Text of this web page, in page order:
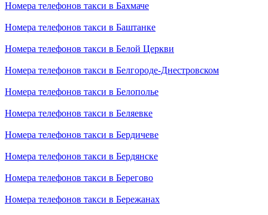
Номера телефонов такси в Бахмаче
Номера телефонов такси в Баштанке
Номера телефонов такси в Белой Церкви
Номера телефонов такси в Белгороде-Днестровском
Номера телефонов такси в Белополье
Номера телефонов такси в Беляевке
Номера телефонов такси в Бердичеве
Номера телефонов такси в Бердянске
Номера телефонов такси в Берегово
Номера телефонов такси в Бережанах